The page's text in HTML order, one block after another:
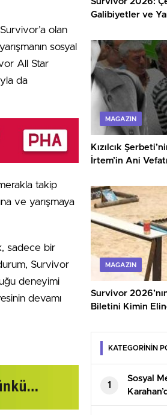
olan
sosyal
All Star
da
takip
ve yarışmaya
sadece bir
Survivor
deneyimi
devamı
Galibiyetler ve
MAGAZIN
Kızılcık
İrtem’in Ani
MAGAZIN
Survivor
Biletini Kimin
KATEGORİNİN
1
Sosyal
‘Artık